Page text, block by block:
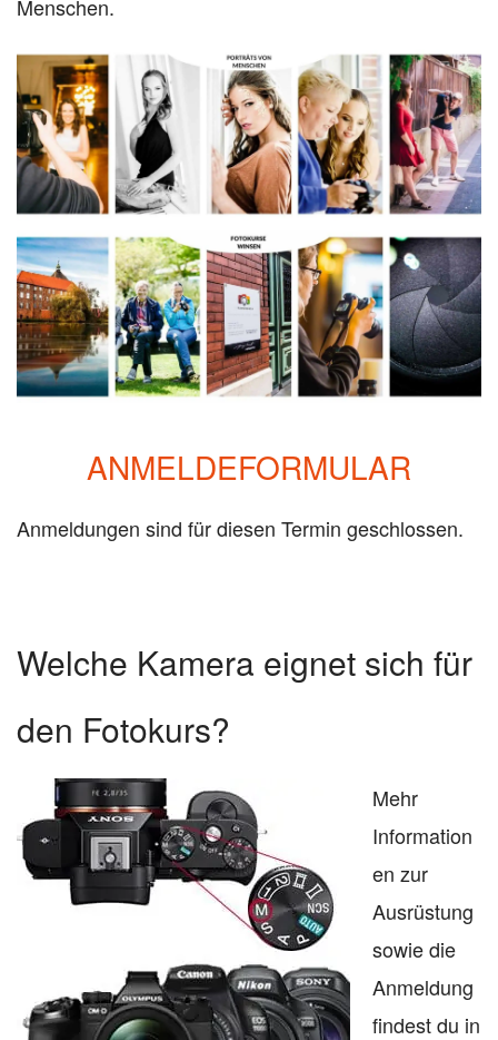
Menschen.
ANMELDEFORMULAR
Anmeldungen sind für diesen Termin geschlossen.
Welche Kamera eignet sich für
den Fotokurs?
Mehr
Information
en zur
Ausrüstung
sowie die
Anmeldung
findest du in